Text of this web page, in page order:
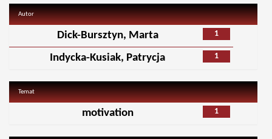
Autor
1
Dick-Bursztyn, Marta
1
Indycka-Kusiak, Patrycja
Temat
1
motivation